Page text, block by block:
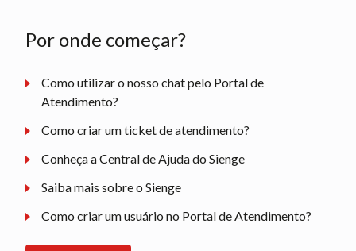
Por onde começar?
Como utilizar o nosso chat pelo Portal de
Atendimento?
Como criar um ticket de atendimento?
Conheça a Central de Ajuda do Sienge
Saiba mais sobre o Sienge
Como criar um usuário no Portal de Atendimento?